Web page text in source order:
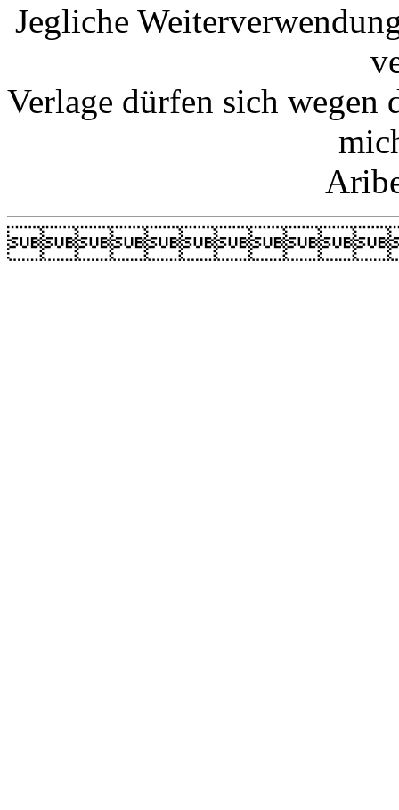
Jegliche
Verlage dürfen sich wegen